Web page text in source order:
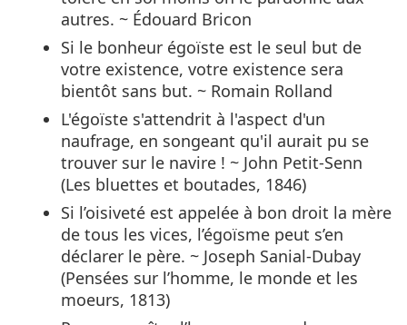
autres. ~ Édouard Bricon
Si le bonheur égoïste est le seul but de
votre existence, votre existence sera
bientôt sans but. ~ Romain Rolland
L'égoïste s'attendrit à l'aspect d'un
naufrage, en songeant qu'il aurait pu se
trouver sur le navire ! ~ John Petit-Senn
(Les bluettes et boutades, 1846)
Si l’oisiveté est appelée à bon droit la mère
de tous les vices, l’égoïsme peut s’en
déclarer le père. ~ Joseph Sanial-Dubay
(Pensées sur l’homme, le monde et les
moeurs, 1813)